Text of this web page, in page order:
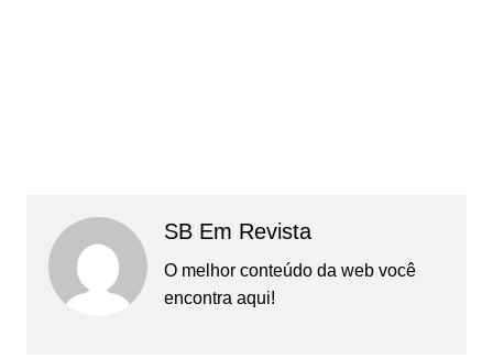
SB Em Revista
O melhor conteúdo da web você
encontra aqui!